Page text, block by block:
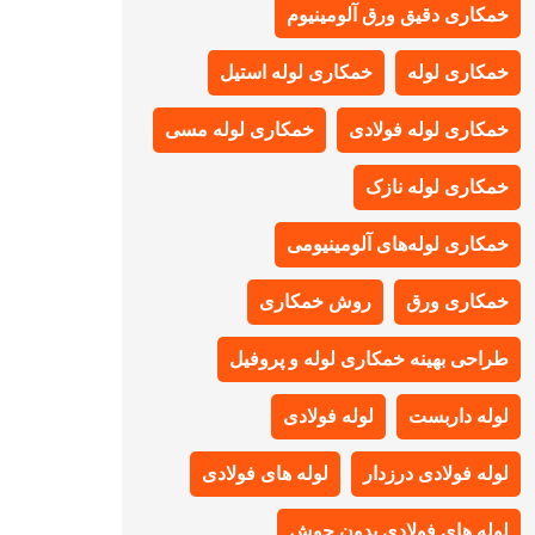
خمکاری دقیق ورق آلومینیوم
خمکاری لوله خمکاری لوله استیل
خمکاری لوله فولادی خمکاری لوله مسی
خمکاری لوله نازک
خمکاری لوله‌های آلومینیومی
خمکاری ورق روش خمکاری
طراحی بهینه خمکاری لوله و پروفیل
لوله داربست لوله فولادی
لوله فولادی درزدار لوله های فولادی
لوله های فولادی بدون جوش